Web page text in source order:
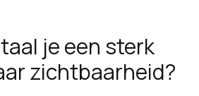
je een sterk
zichtbaarheid?